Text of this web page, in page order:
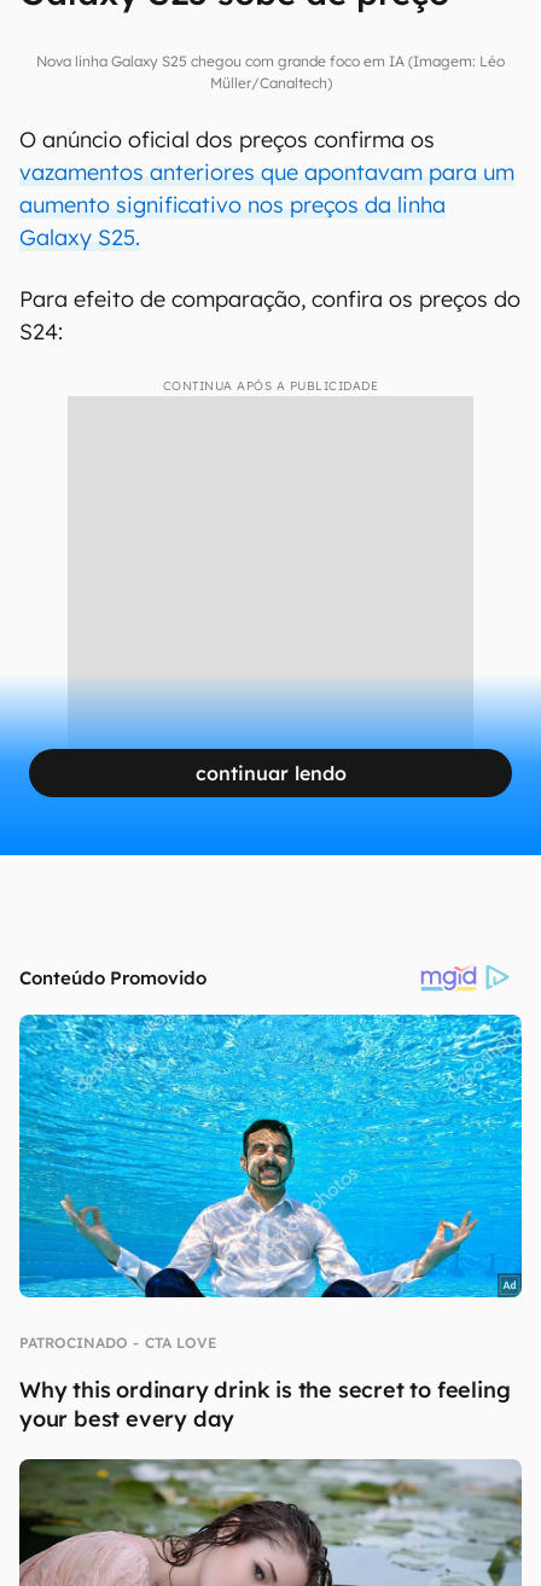
Nova linha Galaxy S25 chegou com grande foco em IA (Imagem: Léo
Müller/Canaltech)
O anúncio oficial dos preços confirma os
vazamentos anteriores que apontavam para um
aumento significativo nos preços da linha
Galaxy S25.
Para efeito de comparação, confira os preços do
S24:
CONTINUA APÓS A PUBLICIDADE
continuar lendo